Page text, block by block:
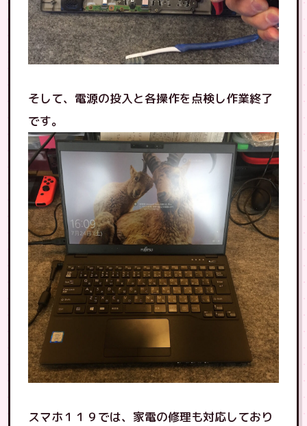
そして、電源の投入と各操作を点検し作業終了
です。
スマホ１１９では、家電の修理も対応しており